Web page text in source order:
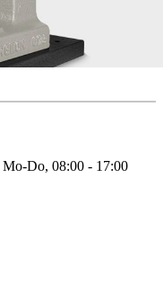
Mo-Do, 08:00 - 17:00